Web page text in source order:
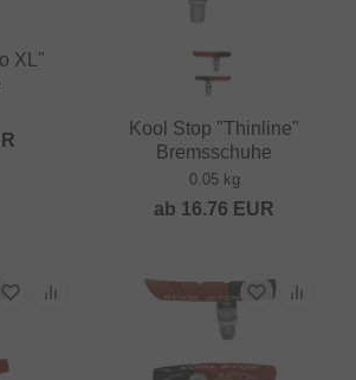
XL"
Kool Stop "Thinline"
Bremsschuhe
0.05 kg
ab 16.76 EUR